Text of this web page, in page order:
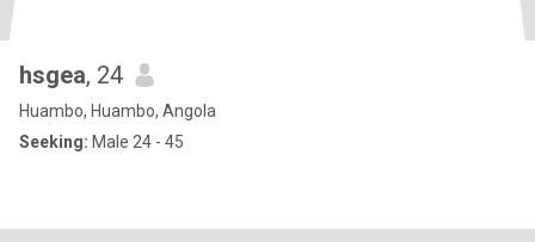
hsgea, 24
Huambo, Huambo, Angola
Seeking: Male 24 - 45